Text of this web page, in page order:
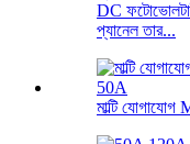
DC
প্যানেল তার...
মাল্টি